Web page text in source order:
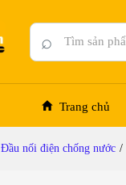
⌕
Trang chủ
Đầu nối điện chống nước /
Hỏi đáp